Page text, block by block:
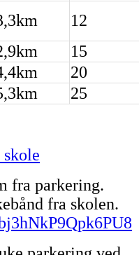
12
15
20
25
fra parkering.
fra skolen.